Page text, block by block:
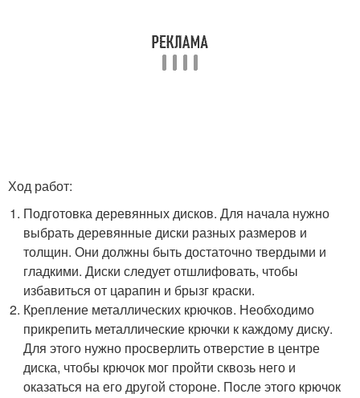
Ход работ:
Подготовка деревянных дисков. Для начала нужно
выбрать деревянные диски разных размеров и
толщин. Они должны быть достаточно твердыми и
гладкими. Диски следует отшлифовать, чтобы
избавиться от царапин и брызг краски.
Крепление металлических крючков. Необходимо
прикрепить металлические крючки к каждому диску.
Для этого нужно просверлить отверстие в центре
диска, чтобы крючок мог пройти сквозь него и
оказаться на его другой стороне. После этого крючок